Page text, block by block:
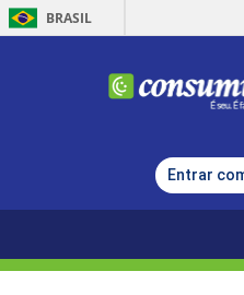
BRASIL
Entrar